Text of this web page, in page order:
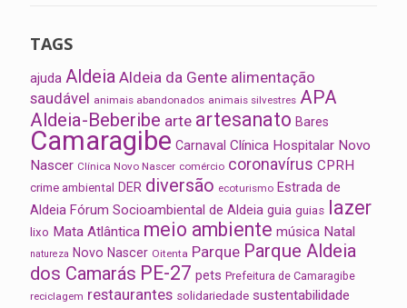
TAGS
ajuda Aldeia Aldeia da Gente alimentação
saudável animais abandonados animais silvestres APA
Aldeia-Beberibe arte artesanato Bares
Camaragibe Carnaval Clínica Hospitalar Novo
Nascer Clínica Novo Nascer comércio coronavírus CPRH
crime ambiental DER diversão ecoturismo Estrada de
Aldeia Fórum Socioambiental de Aldeia guia guias lazer
lixo Mata Atlântica meio ambiente música Natal
natureza Novo Nascer Oitenta Parque Parque Aldeia
dos Camarás PE-27 pets Prefeitura de Camaragibe
reciclagem restaurantes solidariedade sustentabilidade